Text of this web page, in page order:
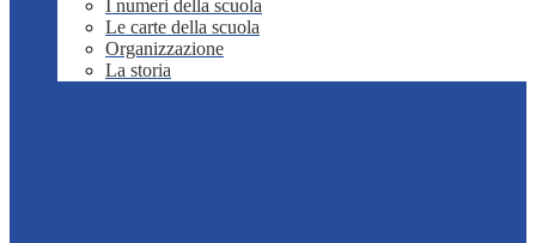
I numeri della scuola
Le carte della scuola
Organizzazione
La storia